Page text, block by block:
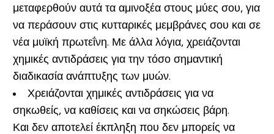
μεταφερθούν αυτά τα αμινοξέα στους μύες σου, για
να περάσουν στις κυτταρικές μεμβράνες σου και σε
νέα μυϊκή πρωτεΐνη. Με άλλα λόγια, χρειάζονται
χημικές αντιδράσεις για την τόσο σημαντική
διαδικασία ανάπτυξης των μυών.
Χρειάζονται χημικές αντιδράσεις για να
σηκωθείς, να καθίσεις και να σηκώσεις βάρη.
Και δεν αποτελεί έκπληξη που δεν μπορείς να